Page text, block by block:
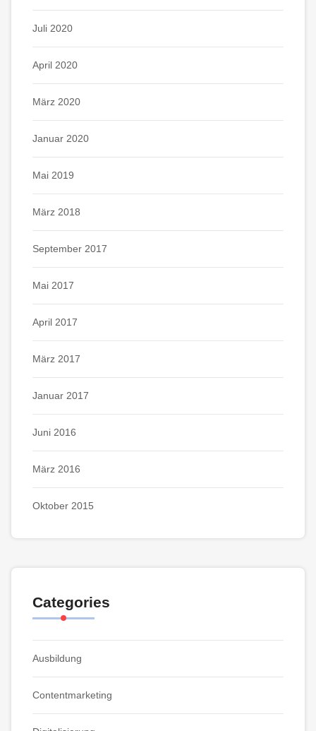
Juli 2020
April 2020
März 2020
Januar 2020
Mai 2019
März 2018
September 2017
Mai 2017
April 2017
März 2017
Januar 2017
Juni 2016
März 2016
Oktober 2015
Categories
Ausbildung
Contentmarketing